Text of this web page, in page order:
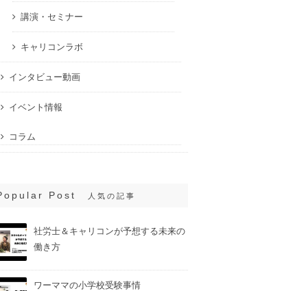
講演・セミナー
キャリコンラボ
インタビュー動画
イベント情報
コラム
Post 人気の記事
社労士＆キャリコンが予想する未来の
働き方
ワーママの小学校受験事情